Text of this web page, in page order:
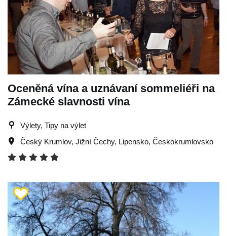
Oceněná vína a uznávaní sommeliéři na
Zámecké slavnosti vína
Výlety, Tipy na výlet
Český Krumlov, Jižní Čechy, Lipensko, Českokrumlovsko